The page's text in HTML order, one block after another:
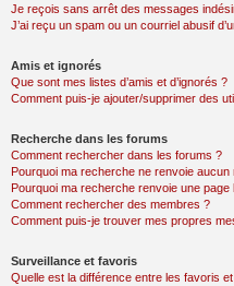
Je reçois sans arrêt des messages
J’ai reçu un spam ou un courriel abusif
Amis et ignorés
Que sont mes listes d’amis et d’ignorés ?
Comment puis-je ajouter/supprimer des
Recherche dans les forums
Comment rechercher dans les forums ?
Pourquoi ma recherche ne renvoie aucun
Pourquoi ma recherche renvoie une page
Comment rechercher des membres ?
Comment puis-je trouver mes propres
Surveillance et favoris
Quelle est la différence entre les favoris